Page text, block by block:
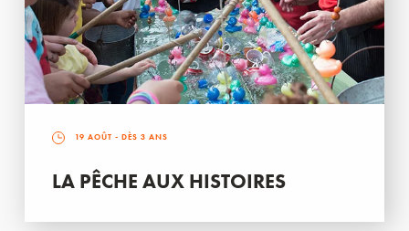
19 AOÛT - DÈS 3 ANS
LA PÊCHE AUX HISTOIRES